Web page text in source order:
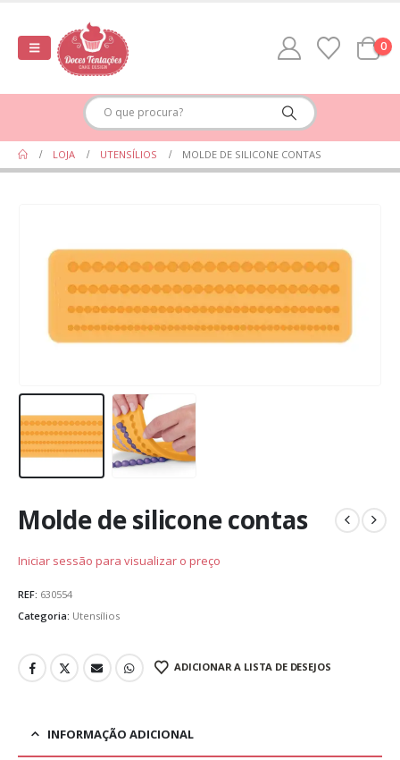
0
LOJA UTENSÍLIOS MOLDE DE SILICONE CONTAS
Molde de silicone contas
Iniciar sessão para visualizar o preço
REF: 630554
Categoria: Utensílios
ADICIONAR A LISTA DE DESEJOS
INFORMAÇÃO ADICIONAL